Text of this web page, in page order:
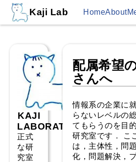
Kaji Lab HomeAbout
KAJI
LABORATORY
正式
な研
究室
配属希望
さんへ
情報系の企業に
らないレベルの
てもらうのを目
研究室です． こ
は，主体性，問
化，問題解決，